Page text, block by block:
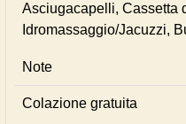
Asciugacapelli, Cassetta
Idromassaggio/Jacuzzi,
Note
Colazione gratuita